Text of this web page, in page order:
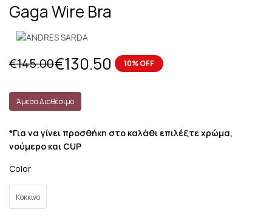
Gaga Wire Bra
€145.00€130.50 10% OFF
Άμεσα Διαθέσιμο
*Για να γίνει προσθήκη στο καλάθι επιλέξτε χρώμα,
νούμερο και CUP
Color
Κόκκινο